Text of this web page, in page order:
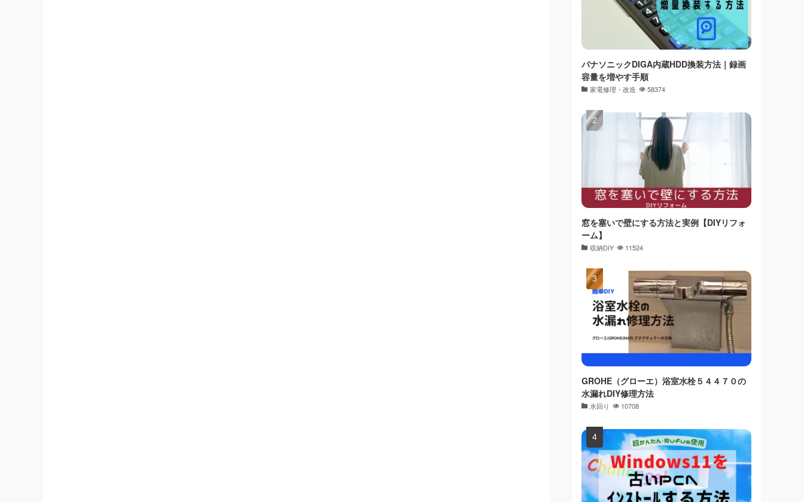
パナソニックDIGA内蔵HDD換装方法｜録画
容量を増やす手順
家電修理・改造 58374
窓を塞いで壁にする方法と実例【DIYリフォ
ーム】
収納DIY 11524
GROHE（グローエ）浴室水栓５４４７０の
水漏れDIY修理方法
水回り 10708